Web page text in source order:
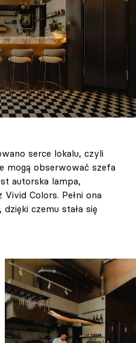
serce lokalu, czyli
mogą obserwować szefa
autorska lampa,
Colors. Pełni ona
czemu stała się